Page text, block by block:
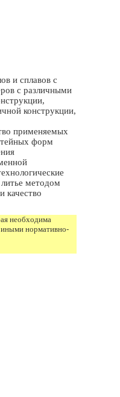
и сплавов с
с различными
конструкции,
применяемых
форм
методом
качество
необходима
иными нормативно-